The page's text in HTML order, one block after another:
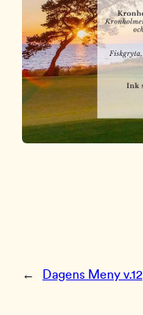
← Dagens Meny v.12